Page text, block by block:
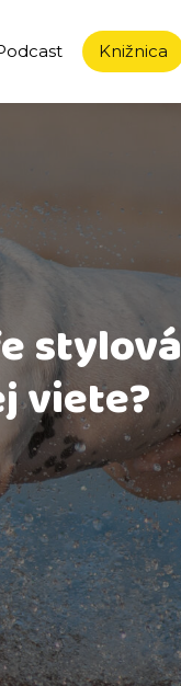
Knižnica
stylová
viete?